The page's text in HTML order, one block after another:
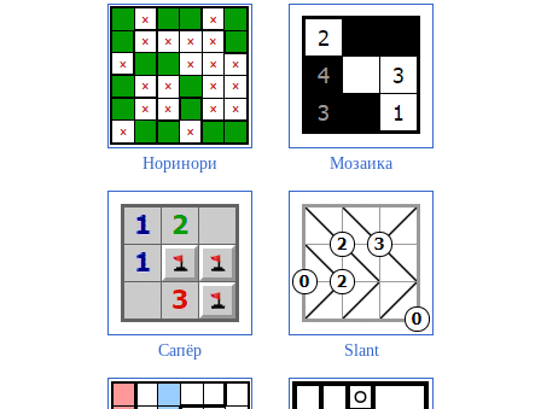
Норинори Мозаика
Сапёр Slant